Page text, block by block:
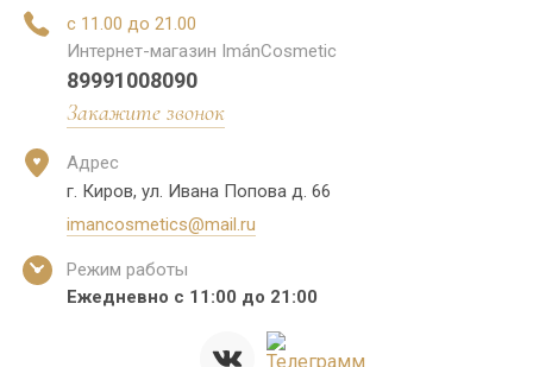
с 11.00 до 21.00
Интернет-магазин ImánCosmetic
89991008090
Закажите звонок
Адрес
г. Киров, ул. Ивана Попова д. 66
imancosmetics@mail.ru
Режим работы
Ежедневно с 11:00 до 21:00